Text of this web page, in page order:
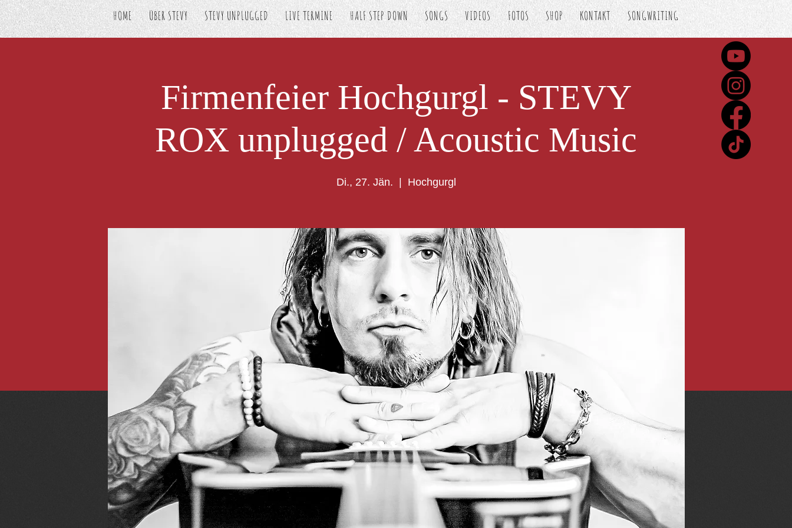
HOME ÜBER STEVY STEVY UNPLUGGED LIVE TERMINE HALF STEP DOWN SONGS VIDEOS FOTOS SHOP KONTAKT SONGWRITING
Firmenfeier Hochgurgl - STEVY
ROX unplugged / Acoustic Music
Di., 27. Jän. Hochgurgl